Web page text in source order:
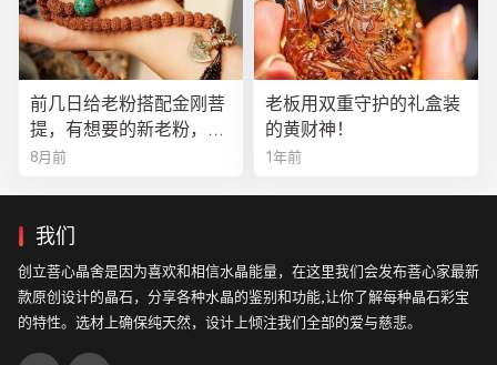
前几日给老粉搭配金刚菩
提，有想要的新老粉，都
可以来排队
8月前
老板用双重守护的礼盒装
的黄财神！
1年前
我们
创立菩心晶舍是因为喜欢和相信水晶能量，在这里我们会发布菩心家最新
款原创设计的晶石，分享各种水晶的鉴别和功能,让你了解每种晶石彩宝
的特性。选材上确保纯天然，设计上倾注我们全部的爱与慈悲。